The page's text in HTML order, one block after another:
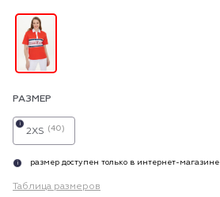
РАЗМЕР
2XS (40)
i
i размер доступен только в интернет-магазине
Таблица размеров